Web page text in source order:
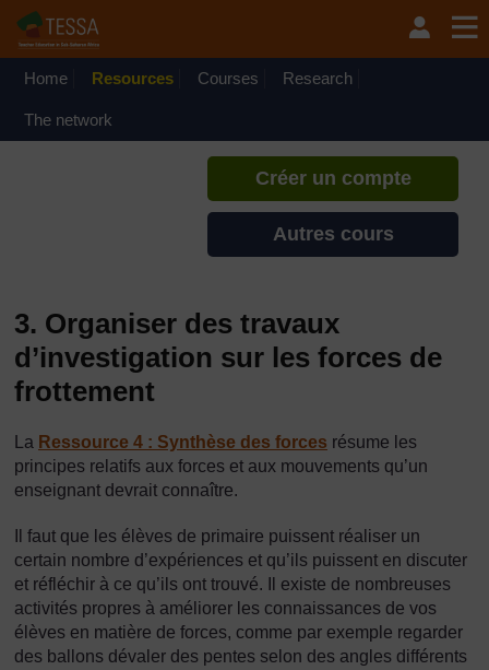
Home Resources Courses Research
The network
Si vous créez un compte, vous
pouvez établir un profil
Créer un compte
Autres cours
3. Organiser des travaux
d’investigation sur les forces de
frottement
La Ressource 4 : Synthèse des forces résume les
principes relatifs aux forces et aux mouvements qu’un
enseignant devrait connaître.
Il faut que les élèves de primaire puissent réaliser un
certain nombre d’expériences et qu’ils puissent en discuter
et réfléchir à ce qu’ils ont trouvé. Il existe de nombreuses
activités propres à améliorer les connaissances de vos
élèves en matière de forces, comme par exemple regarder
des ballons dévaler des pentes selon des angles différents